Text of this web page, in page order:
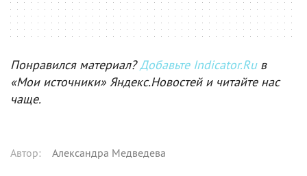
Понравился материал?Добавьте Indicator.Ruв
«Мои источники» Яндекс.Новостей и читайте нас
чаще.
Автор: Александра Медведева